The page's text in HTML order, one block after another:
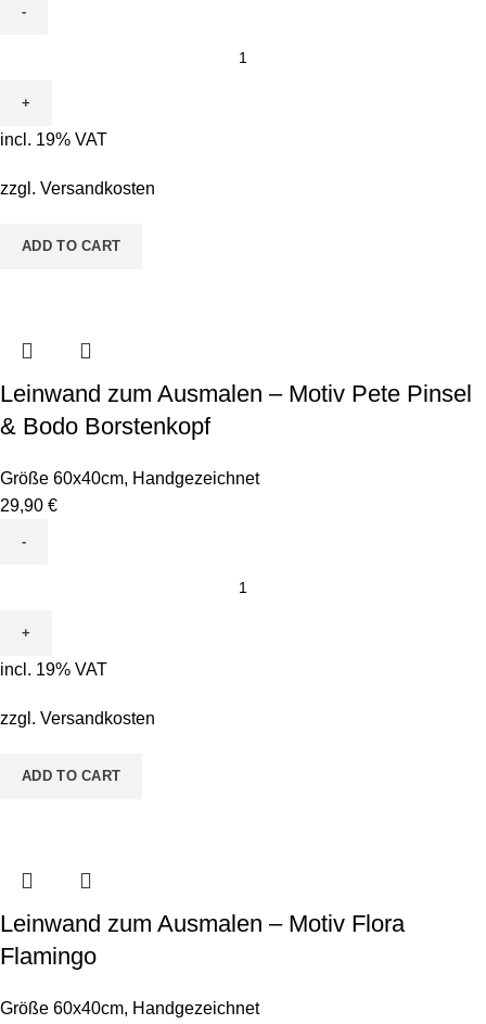
Ausmalen
-
ABC
Mädchen
incl. 19% VAT
zzgl. Versandkosten
ADD TO CART
Leinwand zum Ausmalen – Motiv Pete Pinsel
& Bodo Borstenkopf
Größe 60x40cm, Handgezeichnet
29,90 €
Ausmalen
-
Pete
incl. 19% VAT
zzgl. Versandkosten
ADD TO CART
Leinwand zum Ausmalen – Motiv Flora
Flamingo
Größe 60x40cm, Handgezeichnet